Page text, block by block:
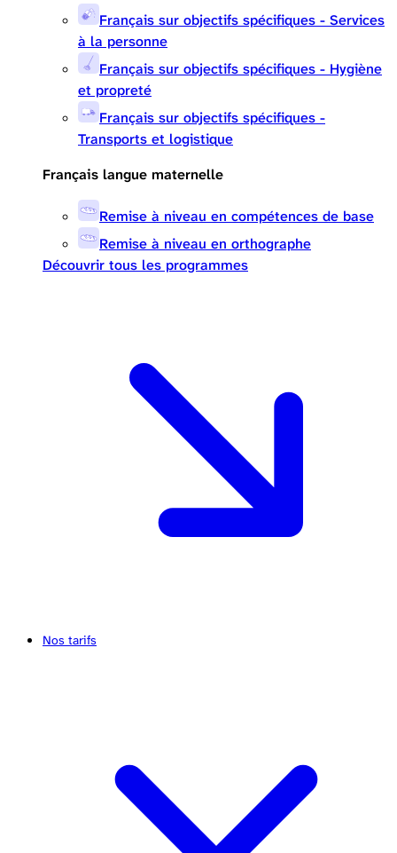
Français sur objectifs spécifiques - Services
à la personne
Français sur objectifs spécifiques - Hygiène
et propreté
Français sur objectifs spécifiques -
Transports et logistique
Français langue maternelle
Remise à niveau en compétences de base
Remise à niveau en orthographe
Découvrir tous les programmes
Nos tarifs